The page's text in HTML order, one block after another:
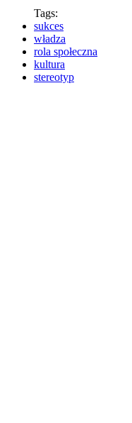
Tags:
sukces
władza
rola społeczna
kultura
stereotyp